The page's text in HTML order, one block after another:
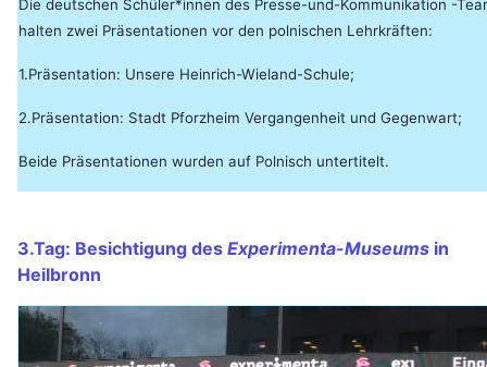
Die deutschen Schüler*innen des Presse-und-Kommunikation -
halten zwei Präsentationen vor den polnischen Lehrkräften:
1.Präsentation: Unsere Heinrich-Wieland-Schule;
2.Präsentation: Stadt Pforzheim Vergangenheit und Gegenwart;
Beide Präsentationen wurden auf Polnisch untertitelt.
3.Tag: Besichtigung des Experimenta-Museums in
Heilbronn